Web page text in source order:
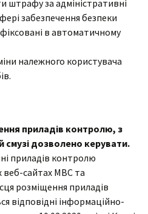
штрафу за адміністративні
забезпечення безпеки
в автоматичному
належного користувача
приладів контролю, з
смузі дозволено керувати.
приладів контролю
веб-сайтах МВС та
розміщення приладів
відповідні інформаційно-